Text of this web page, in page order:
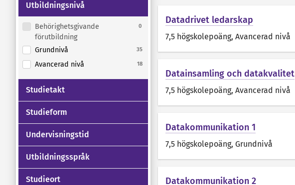
Utbildningsnivå
Behörighetsgivande
förutbildning
0
Grundnivå 35
Avancerad nivå 18
Studietakt
Studieform
Undervisningstid
Utbildningsspråk
Studieort
Datadrivet ledarskap
7,5 högskolepoäng, Avancerad nivå
Datainsamling och datakvalitet
7,5 högskolepoäng, Avancerad nivå
Datakommunikation 1
7,5 högskolepoäng, Grundnivå
Datakommunikation 2